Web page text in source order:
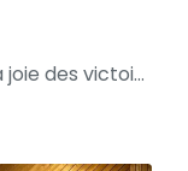
[ Retour du WE ] Des sourires et la joie des victoires une fois encore